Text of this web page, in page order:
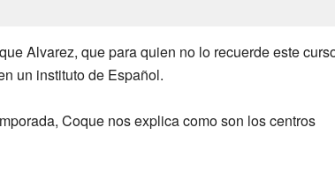
Alvarez, que para quien no lo recuerde este
un instituto de Español.
Coque nos explica como son los centros